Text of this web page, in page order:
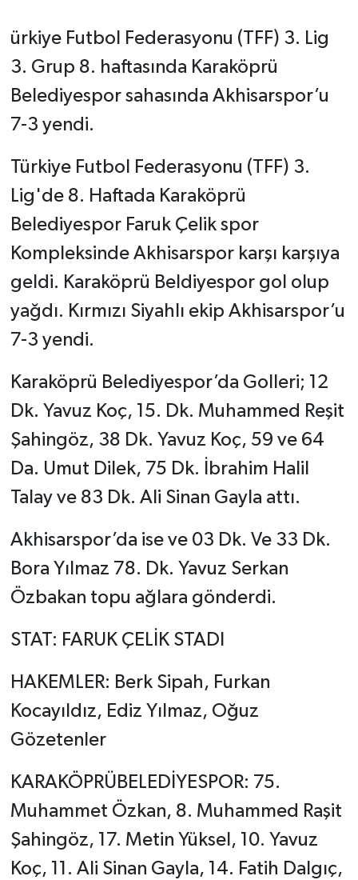
ürkiye Futbol Federasyonu (TFF) 3. Lig
3. Grup 8. haftasında Karaköprü
Belediyespor sahasında Akhisarspor’u
7-3 yendi.
Türkiye Futbol Federasyonu (TFF) 3.
Lig'de 8. Haftada Karaköprü
Belediyespor Faruk Çelik spor
Kompleksinde Akhisarspor karşı karşıya
geldi. Karaköprü Beldiyespor gol olup
yağdı. Kırmızı Siyahlı ekip Akhisarspor’u
7-3 yendi.
Karaköprü Belediyespor’da Golleri; 12
Dk. Yavuz Koç, 15. Dk. Muhammed Reşit
Şahingöz, 38 Dk. Yavuz Koç, 59 ve 64
Da. Umut Dilek, 75 Dk. İbrahim Halil
Talay ve 83 Dk. Ali Sinan Gayla attı.
Akhisarspor’da ise ve 03 Dk. Ve 33 Dk.
Bora Yılmaz 78. Dk. Yavuz Serkan
Özbakan topu ağlara gönderdi.
STAT: FARUK ÇELİK STADI
HAKEMLER: Berk Sipah, Furkan
Kocayıldız, Ediz Yılmaz, Oğuz
Gözetenler
KARAKÖPRÜBELEDİYESPOR: 75.
Muhammet Özkan, 8. Muhammed Raşit
Şahingöz, 17. Metin Yüksel, 10. Yavuz
Koç, 11. Ali Sinan Gayla, 14. Fatih Dalgıç,